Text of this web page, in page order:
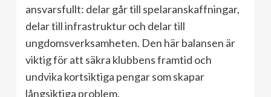
ansvarsfullt: delar går till spelaranskaffningar,
delar till infrastruktur och delar till
ungdomsverksamheten. Den här balansen är
viktig för att säkra klubbens framtid och
undvika kortsiktiga pengar som skapar
långsiktiga problem.